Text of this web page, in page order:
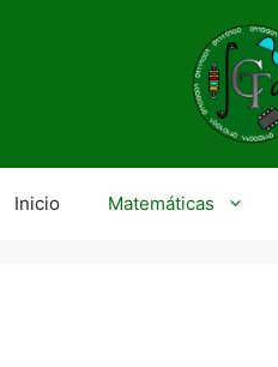
Inicio Matemáticas